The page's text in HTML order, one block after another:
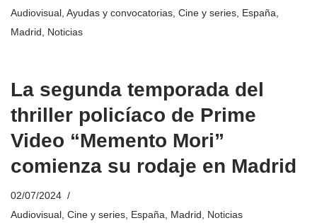
Audiovisual Ayudas y convocatorias Cine y series España
Madrid
Noticias
La segunda temporada del
thriller policíaco de Prime
Video “Memento Mori”
comienza su rodaje en Madrid
02/07/2024
Audiovisual Cine y series España Madrid Noticias